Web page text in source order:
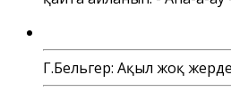
Г.Бельгер: Ақыл жоқ жерде